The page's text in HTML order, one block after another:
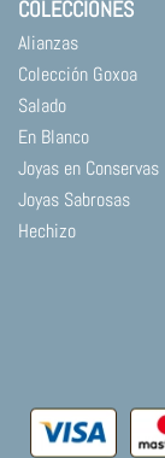
COLECCIONES
Alianzas
Colección Goxoa
Salado
En Blanco
Joyas en Conservas
Joyas Sabrosas
Hechizo